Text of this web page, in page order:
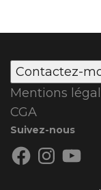
Contactez-
Mentions
CGA
Suivez-nous
Facebook
Instagram